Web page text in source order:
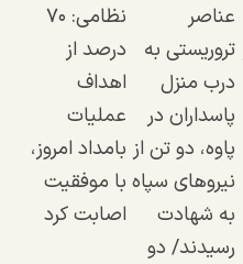
عناصر
تروریستی به
درب منزل
پاسداران در
پاوه، دو تن از
نیرو‌های سپاه
به شهادت
رسیدند/ دو
نظامی: ۷۰
درصد از
اهداف
عملیات
بامداد امروز،
با موفقیت
اصابت کرد